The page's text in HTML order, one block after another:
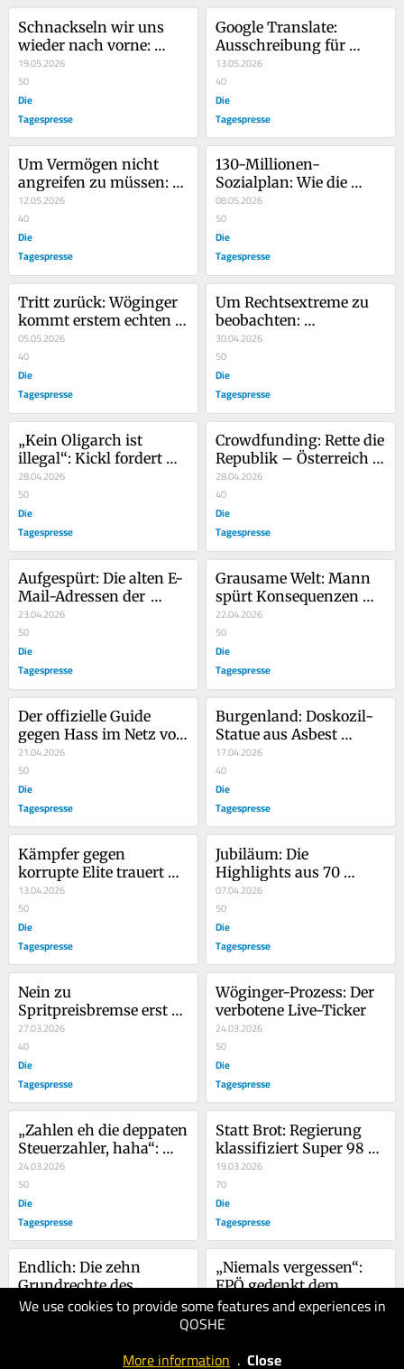
We use cookies to provide some features and experiences in
QOSHE
More information . Close
Schnackseln wir uns
wieder nach vorne:
Maßnahmen für mehr
Babys [Anzeige]
19.05.2026
50
Die
Tagespresse
Google Translate:
Ausschreibung für
ORF-Chef von Deutsch
auf Österreichisch
übersetzt
13.05.2026
40
Die
Tagespresse
Um Vermögen nicht
angreifen zu müssen:
Diese neuen Steuern
plant die Regierung
12.05.2026
40
Die
Tagespresse
130-Millionen-
Sozialplan: Wie die
Republik unsere Medien
ins E-Mail-Zeitalter
subventioniert
08.05.2026
50
Die
Tagespresse
Tritt zurück: Wöginger
kommt erstem echten
Bürgeranliegen nach
05.05.2026
40
Die
Tagespresse
Um Rechtsextreme zu
beobachten:
Staatsschutz schaut
jede Folge „Hohes
Haus“ auf ORF 2
30.04.2026
50
Die
Tagespresse
„Kein Oligarch ist
illegal“: Kickl fordert
Asyl für Orbán
28.04.2026
50
Die
Tagespresse
Crowdfunding: Rette die
Republik – Österreich
braucht dich! 🇦🇹
28.04.2026
40
Die
Tagespresse
Aufgespürt: Die alten E-
Mail-Adressen der
Politiker
23.04.2026
50
Die
Tagespresse
Grausame Welt: Mann
spürt Konsequenzen
seines Handelns
22.04.2026
50
Die
Tagespresse
Der offizielle Guide
gegen Hass im Netz von
Claudia Bauer (ehem.
Plakolm)
21.04.2026
50
Die
Tagespresse
Burgenland: Doskozil-
Statue aus Asbest
feierlich enthüllt
17.04.2026
40
Die
Tagespresse
Kämpfer gegen
korrupte Elite trauert
wegen Abwahl von
korrupter Elite
13.04.2026
50
Die
Tagespresse
Jubiläum: Die
Highlights aus 70
Jahren FPÖ
07.04.2026
50
Die
Tagespresse
Nein zu
Spritpreisbremse erst
der Anfang: FPÖ klebt
sich auf Straße
27.03.2026
40
Die
Tagespresse
Wöginger-Prozess: Der
verbotene Live-Ticker
24.03.2026
50
Die
Tagespresse
„Zahlen eh die deppaten
Steuerzahler, haha“:
Polizei sucht diese
Tanksünder
24.03.2026
50
Die
Tagespresse
Statt Brot: Regierung
klassifiziert Super 98
als
Grundnahrungsmittel
19.03.2026
70
Die
Tagespresse
Endlich: Die zehn
Grundrechte des
österreichischen
18.03.2026
„Niemals vergessen“:
FPÖ gedenkt dem
dunkelsten Kapitel in
Österreichs Geschichte
17.03.2026
70
Tagespresse